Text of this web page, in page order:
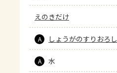
えのきだけ
A しょうがのすりおろし
A 水